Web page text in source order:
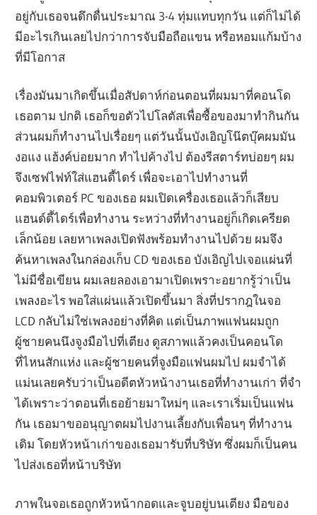
อยู่กับเธอจนดึกดื่นประมาณ 3-4 ทุ่มแทบทุกวัน แต่ก็ไม่ได้
มีอะไรเกินเลยไปกว่าการจับมือถือแขน หรือหอมแก้มบ้าง
ที่มีโอกาส
เรื่องมันมาเกิดขึ้นเมื่อสัปดาห์ก่อนตอนที่ผมมาที่คอนโด
เธอตาม ปกติ เธอก็ขอตัวไปโลตัสเพื่อซื้อของมาทำกินกัน
ส่วนผมก็ทำงานไปเรื่อยๆ แต่วันนั้นบังเอิญโน๊ตบุ๊คผมมัน
งอแง แฮ้งค์บ่อยมาก ทำไปค้างไป ต้องรีสตาร์ทบ่อยๆ ผม
จึงเซฟไฟท์ใส่แฮนดี้ไดร์ เพื่อจะเอาไปทำงานที่
คอมพิวเตอร์ PC ของเธอ ผมเปิดเครื่องเธอแล้วก็เสียบ
แฮนด์ดี้ไดร์เพื่อทำงาน ระหว่างที่ทำงานอยู่ก็เกิดเครียด
เล็กน้อย เลยหาเพลงเปิดฟังพร้อมทำงานไปด้วย ผมจึง
ค้นหาเพลงในกล่องเก็บ CD ของเธอ บังเอิญไปเจอแผ่นที่
ไม่มีชื่อเขียน ผมเลยลองเอามาเปิดเพราะอยากรู้ว่าเป็น
เพลงอะไร พอใส่แผ่นแล้วเปิดขึ้นมา สิ่งที่ปรากฎในจอ
LCD กลับไม่ใช่เพลงอย่างที่คิด แต่เป็นภาพแฟนผมถูก
ผู้ชายคนนึงจูงมือไปที่เตียง ดูสภาพแล้วคงเป็นคอนโด
ที่ไหนสักแห่ง และผู้ชายคนที่จูงมือแฟนผมไป ผมจำได้
แม่นเลยครับว่าเป็นอดีตหัวหน้างานเธอที่ทำงานเก่า ที่จำ
ได้เพราะว่าตอนที่เธอย้ายมาใหม่ๆ และเราเริ่มเป็นแฟน
กัน เธอมาขออนุญาตผมไปงานเลี้ยงกับเพื่อนๆ ที่ทำงาน
เดิม โดยหัวหน้าเก่าของเธอมารับที่บริษัท ซึ่งผมก็เป็นคน
ไปส่งเธอที่หน้าบริษัท
ภาพในจอเธอถูกหัวหน้ากอดและจูบอยู่บนเตียง มือของ